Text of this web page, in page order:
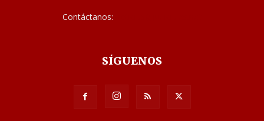
Contáctanos:
SÍGUENOS